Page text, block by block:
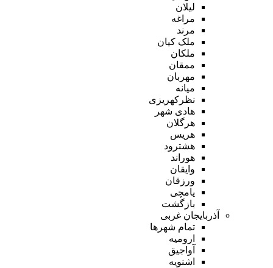
لیلان
مراغه
مرند
ملک کیان
ملکان
ممقان
مهربان
میانه
نظرکهریزی
هادی شهر
هرگلان
هریس
هشترود
هوراند
وایقان
ورزقان
یامچی
بازگشت
آذربایجان غربی
تمام شهر‌ها
ارومیه
آواجیق
اشنویه